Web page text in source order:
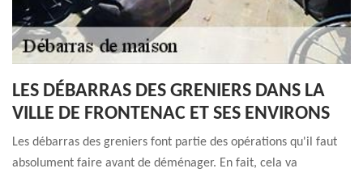
LES DÉBARRAS DES GRENIERS DANS LA
VILLE DE FRONTENAC ET SES ENVIRONS
Les débarras des greniers font partie des opérations qu'il faut
absolument faire avant de déménager. En fait, cela va